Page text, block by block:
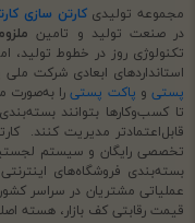
مجموعه تولیدیکارتن سازی
در صنعت تولید و تامین
تکنولوژی روز در خطوط تولید،
استانداردهای ابعادی شرکت
پستیو پاکت پستیرا به‌صورت
تا کسب‌وکارها بتوانند
قابل‌اعتمادتر مدیریت کنند.
بسته‌بندی فروشگاه‌های
عملیاتی مشتریان در سراسر
قیمت رقابتی کف بازار، هسته